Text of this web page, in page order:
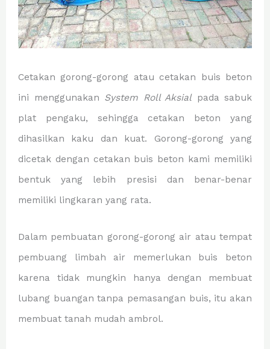
Cetakan gorong-gorong atau cetakan buis beton
ini menggunakan System Roll Aksialpada sabuk
plat pengaku, sehingga cetakan beton yang
dihasilkan kaku dan kuat. Gorong-gorong yang
dicetak dengan cetakan buis beton kami memiliki
bentuk yang lebih presisi dan benar-benar
memiliki lingkaran yang rata.
Dalam pembuatan gorong-gorong air atau tempat
pembuang limbah air memerlukan buis beton
karena tidak mungkin hanya dengan membuat
lubang buangan tanpa pemasangan buis, itu akan
membuat tanah mudah ambrol.